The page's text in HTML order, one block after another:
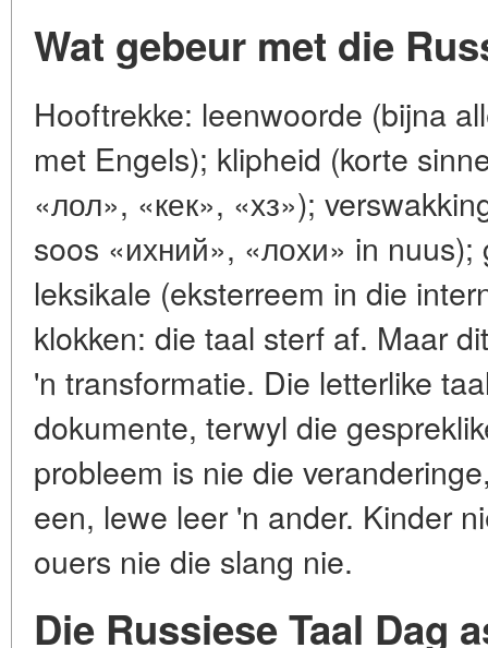
Wat gebeur met die
Hooftrekke: leenwoorde (bijna
met Engels); klipheid (korte
«лол», «кек», «хз»);
soos «ихний», «лохи» in
leksikale (eksterreem in die
klokken: die taal sterf af. Maar
'n transformatie. Die letterlike
dokumente, terwyl die
probleem is nie die
een, lewe leer 'n ander. Kinder
ouers nie die slang nie.
Die Russiese Taal Dag